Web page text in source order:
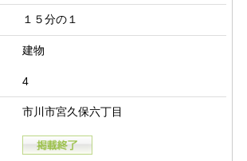
１５分の１
建物
4
市川市宮久保六丁目